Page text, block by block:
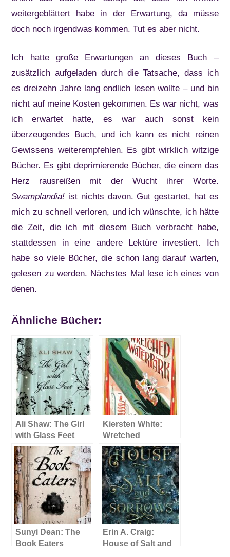
weitergeblättert habe in der Erwartung, da müsse
doch noch irgendwas kommen. Tut es aber nicht.
Ich hatte große Erwartungen an dieses Buch –
zusätzlich aufgeladen durch die Tatsache, dass ich
es dreizehn Jahre lang endlich lesen wollte – und bin
nicht auf meine Kosten gekommen. Es war nicht, was
ich erwartet hatte, es war auch sonst kein
überzeugendes Buch, und ich kann es nicht reinen
Gewissens weiterempfehlen. Es gibt wirklich witzige
Bücher. Es gibt deprimierende Bücher, die einem das
Herz rausreißen mit der Wucht ihrer Worte.
Swamplandia! ist nichts davon. Gut gestartet, hat es
mich zu schnell verloren, und ich wünschte, ich hätte
die Zeit, die ich mit diesem Buch verbracht habe,
stattdessen in eine andere Lektüre investiert. Ich
habe so viele Bücher, die schon lang darauf warten,
gelesen zu werden. Nächstes Mal lese ich eines von
denen.
Ähnliche Bücher:
Ali Shaw: The Girl
with Glass Feet
Kiersten White:
Wretched
Waterpark
Sunyi Dean: The
Book Eaters
Erin A. Craig:
House of Salt and